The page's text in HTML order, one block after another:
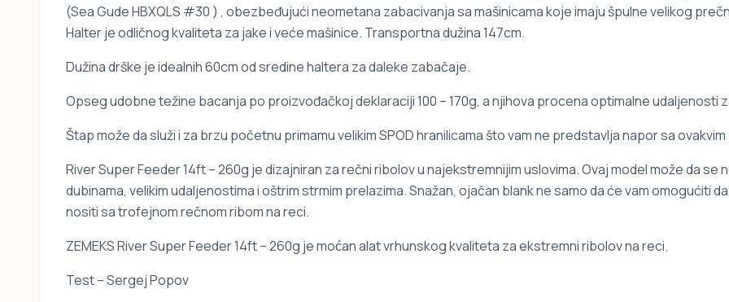
(Sea Gude HBXQLS #30 ) , obezbeđujući neometana zabacivanja sa mašinicama koje imaju špulne velikog
Halter je odličnog kvaliteta za jake i veće mašinice. Transportna dužina 147cm.
Dužina drške je idealnih 60cm od sredine haltera za daleke zabačaje.
Opseg udobne težine bacanja po proizvođačkoj deklaraciji 100 – 170g, a njihova procena optimalne udaljenosti
Štap može da služi i za brzu početnu primamu velikim SPOD hranilicama što vam ne predstavlja napor sa
River Super Feeder 14ft – 260g je dizajniran za rečni ribolov u najekstremnijim uslovima. Ovaj model može da
dubinama, velikim udaljenostima i oštrim strmim prelazima. Snažan, ojačan blank ne samo da će vam omogućiti
nositi sa trofejnom rečnom ribom na reci.
ZEMEKS River Super Feeder 14ft – 260g je moćan alat vrhunskog kvaliteta za ekstremni ribolov na reci.
Test – Sergej Popov